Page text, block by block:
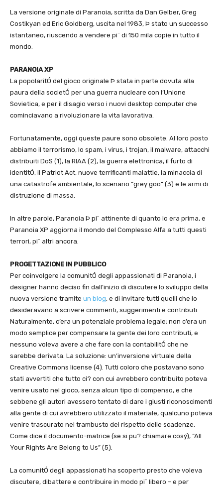
La versione originale di Paranoia, scritta da Dan Gelber, Greg
Costikyan ed Eric Goldberg, uscita nel 1983, Þ stato un successo
istantaneo, riuscendo a vendere pi¨ di 150 mila copie in tutto il
mondo.
PARANOIA XP
La popolaritÓ del gioco originale Þ stata in parte dovuta alla
paura della societÓ per una guerra nucleare con l’Unione
Sovietica, e per il disagio verso i nuovi desktop computer che
cominciavano a rivoluzionare la vita lavorativa.
Fortunatamente, oggi queste paure sono obsolete. Al loro posto
abbiamo il terrorismo, lo spam, i virus, i trojan, il malware, attacchi
distribuiti DoS (1), la RIAA (2), la guerra elettronica, il furto di
identitÓ, il Patriot Act, nuove terrificanti malattie, la minaccia di
una catastrofe ambientale, lo scenario “grey goo” (3) e le armi di
distruzione di massa.
In altre parole, Paranoia Þ pi¨ attinente di quanto lo era prima, e
Paranoia XP aggiorna il mondo del Complesso Alfa a tutti questi
terrori, pi¨ altri ancora.
PROGETTAZIONE IN PUBBLICO
Per coinvolgere la comunitÓ degli appassionati di Paranoia, i
designer hanno deciso fin dall’inizio di discutere lo sviluppo della
nuova versione tramite un blog, e di invitare tutti quelli che lo
desideravano a scrivere commenti, suggerimenti e contributi.
Naturalmente, c’era un potenziale problema legale; non c’era un
modo semplice per compensare la gente dei loro contributi, e
nessuno voleva avere a che fare con la contabilitÓ che ne
sarebbe derivata. La soluzione: un’inversione virtuale della
Creative Commons license (4). Tutti coloro che postavano sono
stati avvertiti che tutto ci? con cui avrebbero contribuito poteva
venire usato nel gioco, senza alcun tipo di compenso, e che
sebbene gli autori avessero tentato di dare i giusti riconoscimenti
alla gente di cui avrebbero utilizzato il materiale, qualcuno poteva
venire trascurato nel trambusto del rispetto delle scadenze.
Come dice il documento-matrice (se si pu? chiamare cosý), “All
Your Rights Are Belong to Us” (5).
La comunitÓ degli appassionati ha scoperto presto che voleva
discutere, dibattere e contribuire in modo pi¨ libero – e per